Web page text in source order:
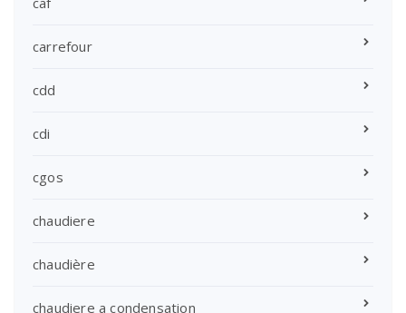
carrefour
cdd
cdi
cgos
chaudiere
chaudière
chaudiere a condensation